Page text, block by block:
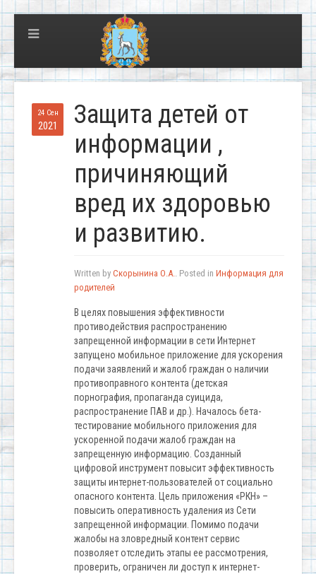
24 Сен
2021
Защита детей от
информации ,
причиняющий
вред их здоровью
и развитию.
Written by Скорынина О.А.. Posted in Информация для
родителей
В целях повышения эффективности
противодействия распространению
запрещенной информации в сети Интернет
запущено мобильное приложение для ускорения
подачи заявлений и жалоб граждан о наличии
противоправного контента (детская
порнография, пропаганда суицида,
распространение ПАВ и др.). Началось бета-
тестирование мобильного приложения для
ускоренной подачи жалоб граждан на
запрещенную информацию. Созданный
цифровой инструмент повысит эффективность
защиты интернет-пользователей от социально
опасного контента. Цель приложения «РКН» –
повысить оперативность удаления из Сети
запрещенной информации. Помимо подачи
жалобы на зловредный контент сервис
позволяет отследить этапы ее рассмотрения,
проверить, ограничен ли доступ к интернет-